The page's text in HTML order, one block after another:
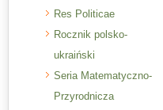
Res Politicae
Rocznik polsko-
ukraiński
Seria Matematyczno-
Przyrodnicza